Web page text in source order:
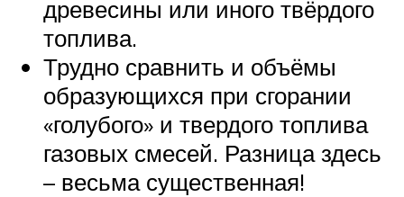
древесины или иного твёрдого
топлива.
Трудно сравнить и объёмы
образующихся при сгорании
«голубого» и твердого топлива
газовых смесей. Разница здесь
– весьма существенная!